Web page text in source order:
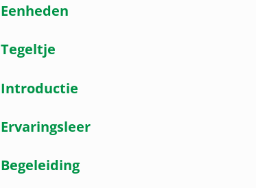
Eenheden
Tegeltje
Introductie
Ervaringsleer
Begeleiding